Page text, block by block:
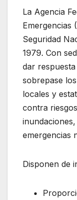
La Agencia
Emergencias
Seguridad
1979. Con
dar
sobrepase
locales y
contra
emergencias
Disponen de